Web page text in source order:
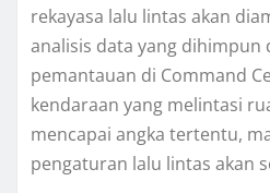
rekayasa lalu lintas akan
analisis data yang dihimpun
pemantauan di Command
kendaraan yang melintasi
mencapai angka tertentu,
pengaturan lalu lintas akan